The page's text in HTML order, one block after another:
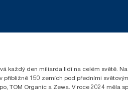
každý den miliarda lidí na celém světě.
150 zemích pod předními
TOM Organic a Zewa. V roce 2024 měla